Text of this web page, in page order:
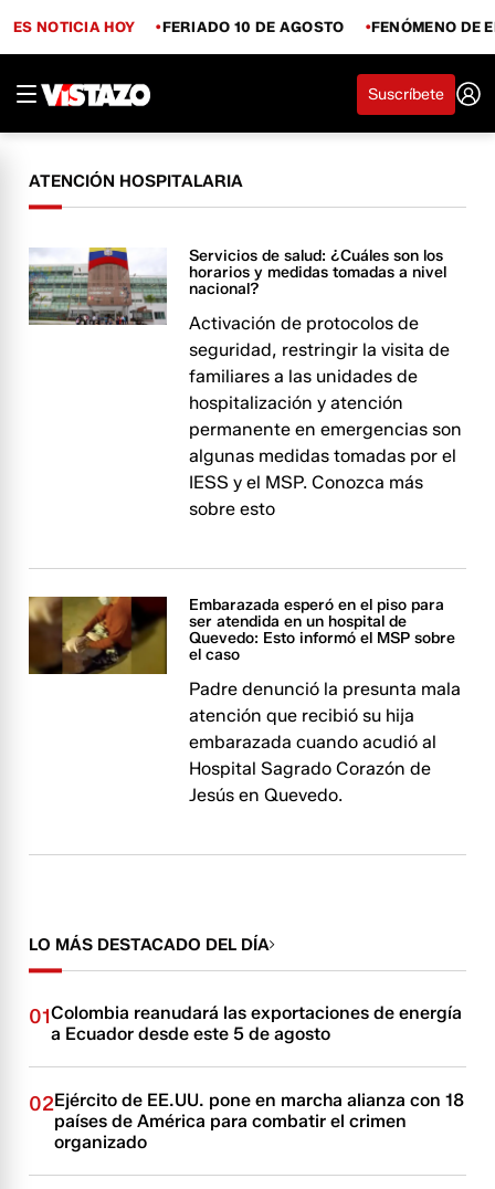
ES NOTICIA HOY FERIADO 10 DE AGOSTO FENÓMENO DE
Suscríbete
ATENCIÓN HOSPITALARIA
Servicios de salud: ¿Cuáles son los
horarios y medidas tomadas a nivel
nacional?
Activación de protocolos de
seguridad, restringir la visita de
familiares a las unidades de
hospitalización y atención
permanente en emergencias son
algunas medidas tomadas por el
IESS y el MSP. Conozca más
sobre esto
Embarazada esperó en el piso para
ser atendida en un hospital de
Quevedo: Esto informó el MSP sobre
el caso
Padre denunció la presunta mala
atención que recibió su hija
embarazada cuando acudió al
Hospital Sagrado Corazón de
Jesús en Quevedo.
LO MÁS DESTACADO DEL DÍA
01Colombia reanudará las exportaciones de energía
a Ecuador desde este 5 de agosto
02Ejército de EE.UU. pone en marcha alianza con 18
países de América para combatir el crimen
organizado